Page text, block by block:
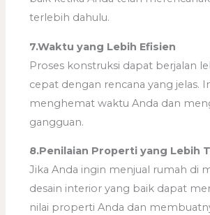
terlebih dahulu.
7.Waktu yang Lebih Efisien
Proses konstruksi dapat berjalan
cepat dengan rencana yang jelas.
menghemat waktu Anda dan
gangguan.
8.Penilaian Properti yang Lebih
Jika Anda ingin menjual rumah di
desain interior yang baik dapat
nilai properti Anda dan